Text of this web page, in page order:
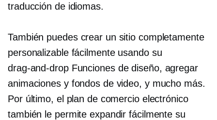
traducción de idiomas.
También puedes crear un sitio completamente
personalizable fácilmente usando su
drag-and-dropFunciones de diseño, agregar
animaciones y fondos de video, y mucho más.
Por último, el plan de comercio electrónico
también le permite expandir fácilmente su